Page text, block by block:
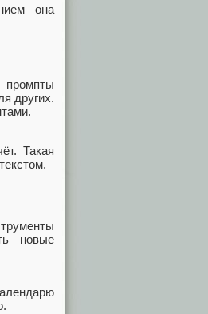
она
промпты
других.
Такая
новые